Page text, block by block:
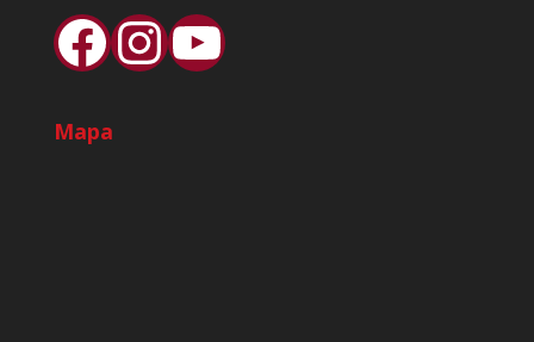
Facebook
Instagram
YouTube
Mapa